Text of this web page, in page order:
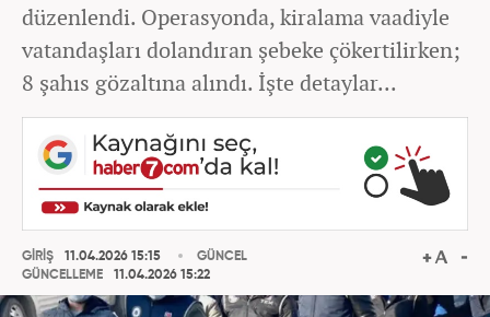
düzenlendi. Operasyonda, kiralama vaadiyle
vatandaşları dolandıran şebeke çökertilirken;
8 şahıs gözaltına alındı. İşte detaylar...
GİRİŞ
11.04.2026 15:15
GÜNCELLEME
11.04.2026 15:22
GÜNCEL